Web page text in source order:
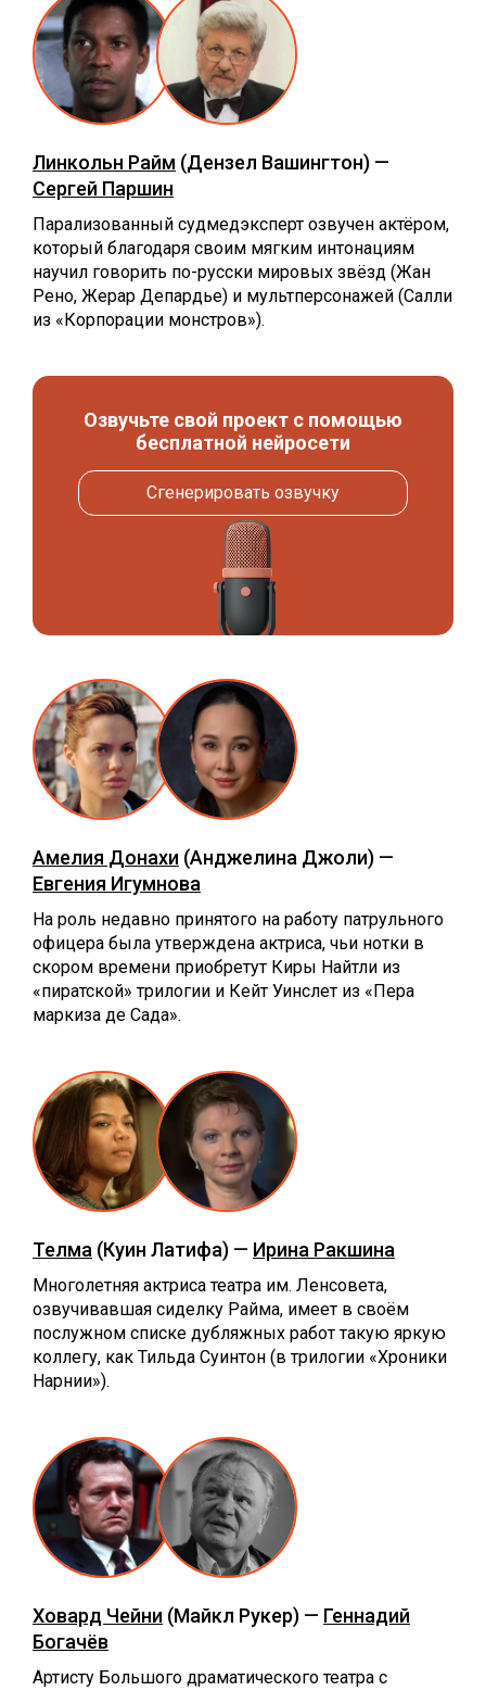
Линкольн Райм (Дензел Вашингтон) —
Сергей Паршин
Парализованный судмедэксперт озвучен актёром,
который благодаря своим мягким интонациям
научил говорить по-русски мировых звёзд (Жан
Рено, Жерар Депардье) и мультперсонажей (Салли
из «Корпорации монстров»).
Озвучьте свой проект с помощью
бесплатной нейросети
Сгенерировать озвучку
Амелия Донахи (Анджелина Джоли) —
Евгения Игумнова
На роль недавно принятого на работу патрульного
офицера была утверждена актриса, чьи нотки в
скором времени приобретут Киры Найтли из
«пиратской» трилогии и Кейт Уинслет из «Пера
маркиза де Сада».
Телма (Куин Латифа) — Ирина Ракшина
Многолетняя актриса театра им. Ленсовета,
озвучивавшая сиделку Райма, имеет в своём
послужном списке дубляжных работ такую яркую
коллегу, как Тильда Суинтон (в трилогии «Хроники
Нарнии»).
Ховард Чейни (Майкл Рукер) — Геннадий
Богачёв
Артисту Большого драматического театра с